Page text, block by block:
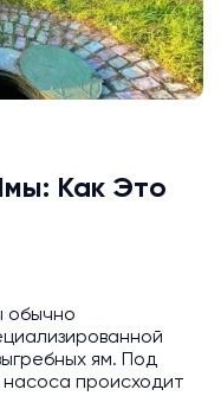
Как Это
обычно
ям. Под
происходит